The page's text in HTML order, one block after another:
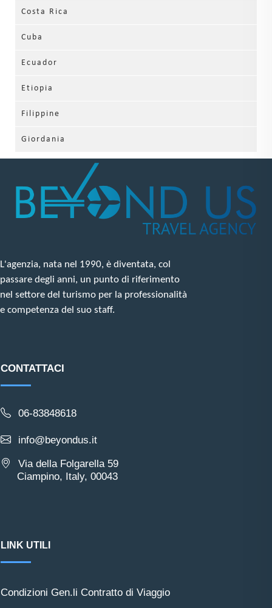
Costa Rica
Cuba
Ecuador
Etiopia
Filippine
Giordania
L'agenzia, nata nel 1990, è diventata, col
passare degli anni, un punto di riferimento
nel settore del turismo per la professionalità
e competenza del suo staff.
CONTATTACI
06-83848618
info@beyondus.it
Via della Folgarella 59
Ciampino, Italy, 00043
LINK UTILI
Condizioni Gen.li Contratto di Viaggio